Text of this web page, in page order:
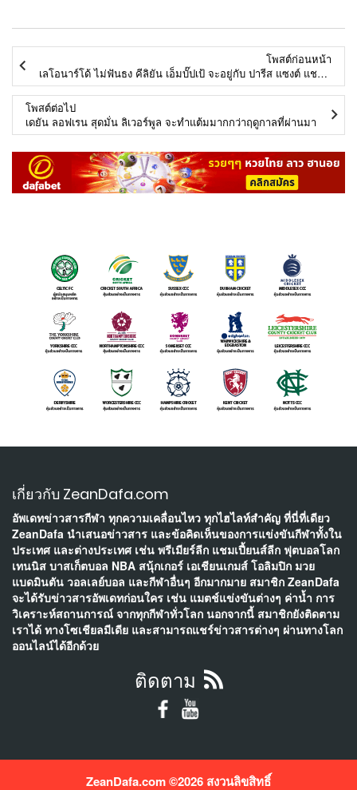
โพสต์ก่อนหน้า
เลโอนาร์โด้ ไม่ฟันธง คีลิยัน เอ็มบั๊ปเป้ จะอยู่กับ ปารีส แซงต์ แชร์กแมง หรือไม่
โพสต์ต่อไป
เดยัน ลอฟเรน สุดมั่น ลิเวอร์พูล จะทำแต้มมากกว่าฤดูกาลที่ผ่านมา
เกี่ยวกับ ZeanDafa.com
อัพเดทข่าวสารกีฬา ทุกความเคลื่อนไหว ทุกไฮไลท์สำคัญ ที่นี่ที่เดียว
ZeanDafa นำเสนอข่าวสาร และข้อคิดเห็นของการแข่งขันกีฬาทั้งใน
ประเทศ และต่างประเทศ เช่น พรีเมียร์ลีก แชมเปี้ยนส์ลีก ฟุตบอลโลก
เทนนิส บาสเก็ตบอล NBA สนุ้กเกอร์ เอเชียนเกมส์ โอลิมปิก มวย
แบดมินตัน วอลเลย์บอล และกีฬาอื่นๆ อีกมากมาย สมาชิก ZeanDafa
จะได้รับข่าวสารอัพเดทก่อนใคร เช่น แมตช์แข่งขันต่างๆ ค่าน้ำ การ
วิเคราะห์สถานการณ์ จากทุกกีฬาทั่วโลก นอกจากนี้ สมาชิกยังติดตาม
เราได้ ทางโซเชียลมีเดีย และสามารถแชร์ข่าวสารต่างๆ ผ่านทางโลก
ออนไลน์ได้อีกด้วย
ติดตาม
ZeanDafa.com ©2026 สงวนลิขสิทธิ์